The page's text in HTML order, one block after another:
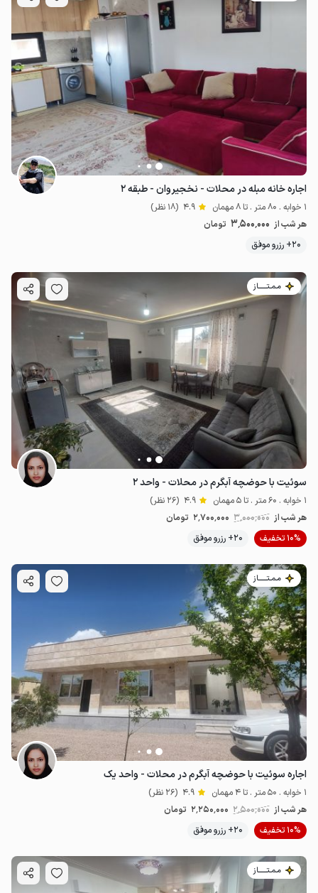
اجاره خانه مبله در محلات - نخجیروان - طبقه ۲
1 خوابه . 80 متر . تا 8 مهمان 4.9 (18 نظر)
هر شب از 3٬500٬000 تومان
20+ رزرو موفق
مـمـتــــــاز
سوئیت با حوضچه آبگرم در محلات - واحد ۲
1 خوابه . 60 متر . تا 5 مهمان 4.9 (26 نظر)
هر شب از 3٬000٬000 2٬700٬000 تومان
10% تخفیف
20+ رزرو موفق
مـمـتــــــاز
اجاره سوئیت با حوضچه آبگرم در محلات - واحد یک
1 خوابه . 50 متر . تا 4 مهمان 4.9 (26 نظر)
هر شب از 2٬500٬000 2٬250٬000 تومان
10% تخفیف
20+ رزرو موفق
مـمـتــــــاز